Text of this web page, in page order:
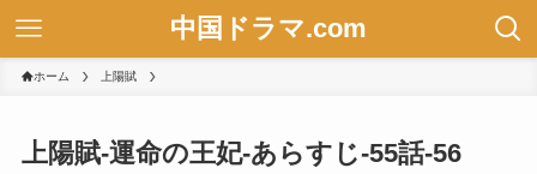
中国ドラマ.com
ホーム 上陽賦
上陽賦-運命の王妃-あらすじ-55話-56